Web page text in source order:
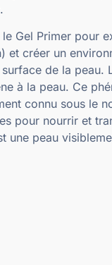
Gel Primer pour
et créer un
de la peau.
à la peau. Ce
connu sous le
pour nourrir et
une peau